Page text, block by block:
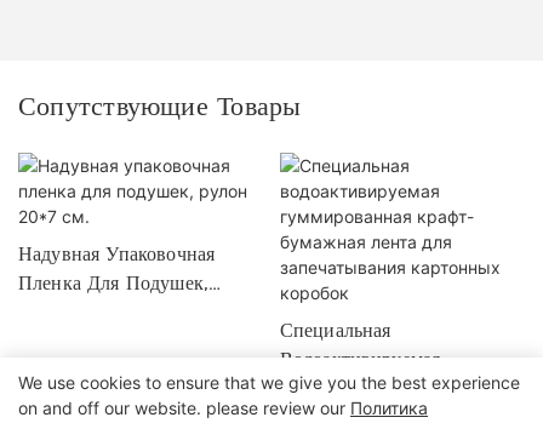
Сопутствующие Товары
Надувная Упаковочная
Пленка Для Подушек,
Специальная
Водоактивируемая
Гуммированная Крафт-
Бумажная Лента Для
We use cookies to ensure that we give you the best experience
on and off our website. please review our Политика